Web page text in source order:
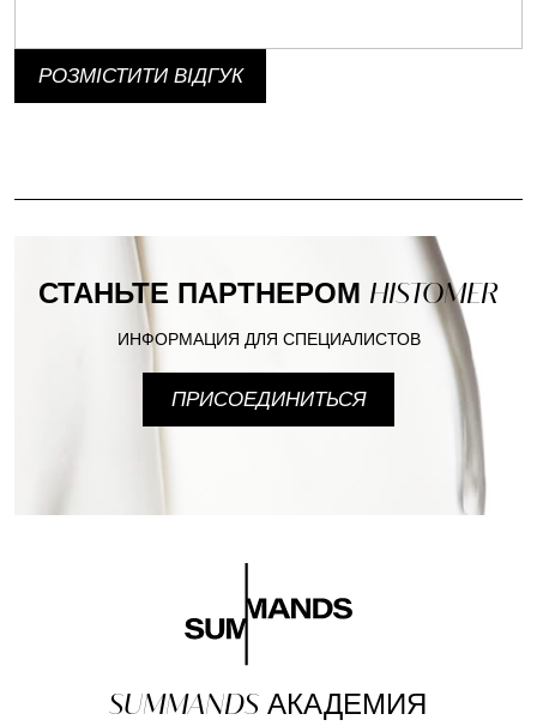
РОЗМІСТИТИ ВІДГУК
СТАНЬТЕ ПАРТНЕРОМ HISTOMER
ИНФОРМАЦИЯ ДЛЯ СПЕЦИАЛИСТОВ
ПРИСОЕДИНИТЬСЯ
SUMMANDS АКАДЕМИЯ